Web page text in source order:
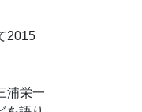
2015
浦栄一